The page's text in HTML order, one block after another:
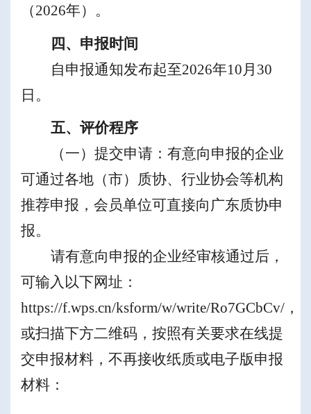
（2026年） 。
四、 申报时间
自申报通知发布起至2026年10 月 30
日 。
五、评价程序
（一）提交申请：有意向申报的企业
可通过各地（市）质协、行业协会等机构
推荐申报， 会员单位可直接向广东质协申
报。
请有意向申报的企业经审核通过后，
可输入以下网址：
https://f.wps.cn/ksform/w/write/Ro7GCbCv/ ，
或扫描下方二维码，按照有关要求在线提
交申报材料，不再接收纸质或电子版申报
材料：